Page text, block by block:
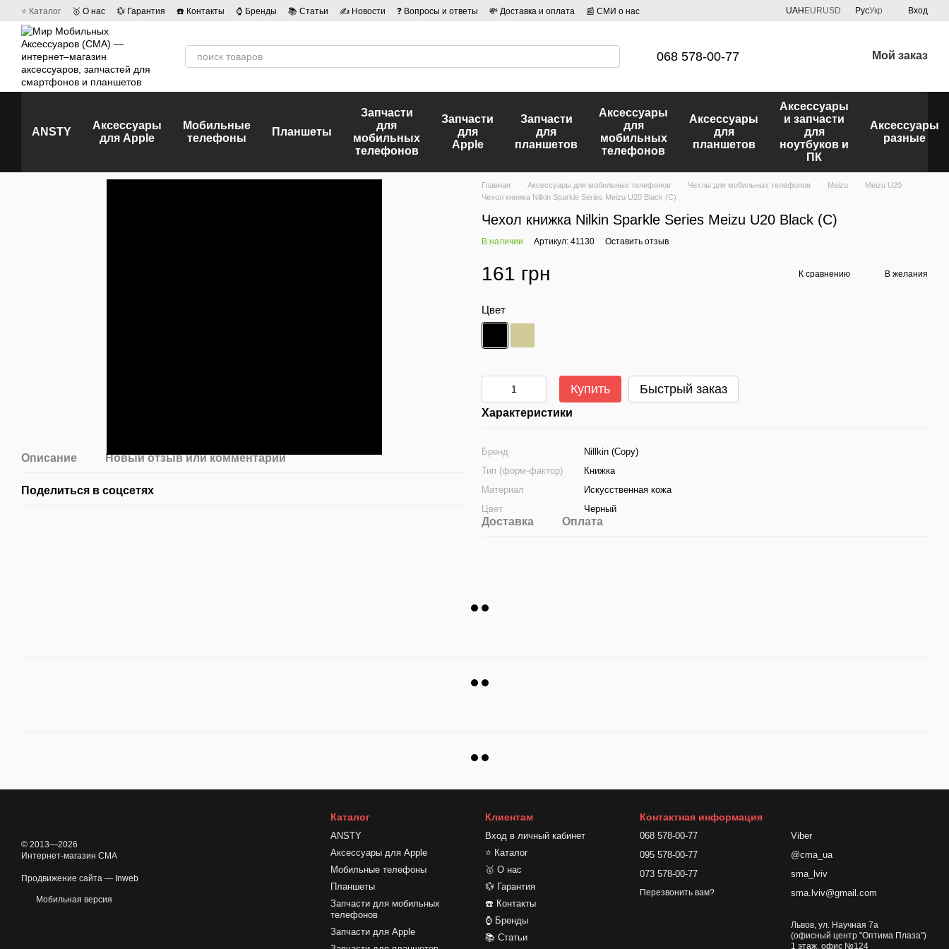
Перейти к основному контенту
⭐ Каталог 🥇 О нас 💱 Гарантия ☎️ Контакты ⌚ Бренды 📚 Статьи ✍ Новости ❓ Вопросы и ответы 💸 Доставка и оплата
📰 СМИ о нас
UAH EURUSD РусУкр Вход
068 578-00-77 Мой заказ
ANSTY
Аксессуары
для Apple
Мобильные
телефоны
Планшеты
Запчасти
для
мобильных
телефонов
Запчасти
для
Apple
Запчасти
для
планшетов
Аксессуары
для
мобильных
телефонов
Аксессуары
для
планшетов
Аксессуары
и запчасти
для
ноутбуков и
ПК
Аксессуары
разные
Описание Новый отзыв или комментарий
Поделиться в соцсетях
Главная Аксессуары для мобильных телефонов Чехлы для мобильных телефонов Meizu
Meizu U20
Чехол книжка Nilkin Sparkle Series Meizu U20 Black (C)
Чехол книжка Nilkin Sparkle Series Meizu U20 Black (C)
В наличии Артикул: 41130 Оставить отзыв
161 грн К сравнению В желания
Цвет
Купить Быстрый заказ
Характеристики
Бренд
Nillkin (Copy)
Тип (форм-фактор)
Книжка
Материал
Искусственная кожа
Цвет
Черный
Доставка Оплата
© 2013—2026
Интернет-магазин CMA
Продвижение сайта — Inweb
Мобильная версия
Каталог
ANSTY
Аксессуары для Apple
Мобильные телефоны
Планшеты
Запчасти для мобильных
телефонов
Запчасти для Apple
Клиентам
Вход в личный кабинет
⭐ Каталог
🥇 О нас
💱 Гарантия
☎️ Контакты
⌚ Бренды
📚 Статьи
Контактная информация
068 578-00-77
095 578-00-77
073 578-00-77
Перезвонить вам?
Viber
@cma_ua
sma_lviv
sma.lviv@gmail.com
Львов, ул. Научная 7а
(офисный центр "Оптима Плаза")
1 этаж, офис №124